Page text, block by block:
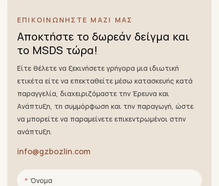
ΕΠΙΚΟΙΝΩΝΉΣΤΕ ΜΑΖΊ ΜΑΣ
Αποκτήστε το δωρεάν δείγμα και
το MSDS τώρα!
Είτε θέλετε να ξεκινήσετε γρήγορα μια ιδιωτική
ετικέτα είτε να επεκταθείτε μέσω κατασκευής κατά
παραγγελία, διαχειριζόμαστε την Έρευνα και
Ανάπτυξη, τη συμμόρφωση και την παραγωγή, ώστε
να μπορείτε να παραμείνετε επικεντρωμένοι στην
ανάπτυξη.
info@gzbozlin.com
Όνομα